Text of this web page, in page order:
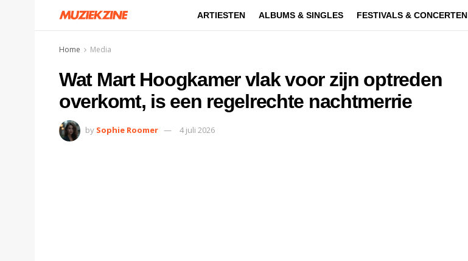
ARTIESTEN ALBUMS & SINGLES FESTIVALS & CONCERTEN
Home Media
Wat Mart Hoogkamer vlak voor zijn optreden
overkomt, is een regelrechte nachtmerrie
by Sophie Roomer 4 juli 2026